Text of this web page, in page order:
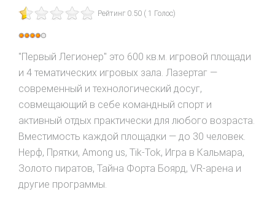
Рейтинг 0.50 ( 1 Голос)
Рейтинг:
4/
"Первый Легионер" это 600 кв.м. игровой площади
и 4 тематических игровых зала. Лазертаг —
современный и технологический досуг,
совмещающий в себе командный спорт и
активный отдых практически для любого возраста.
Вместимость каждой площадки — до 30 человек.
Нерф, Прятки, Among us, Tik-Tok, Игра в Кальмара,
Золото пиратов, Тайна Форта Боярд, VR-арена и
другие программы.